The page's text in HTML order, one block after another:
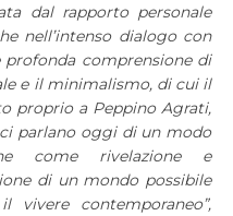
dal rapporto personale
nell’intenso dialogo con
profonda comprensione di
e il minimalismo, di cui il
proprio a Peppino Agrati,
parlano oggi di un modo
come rivelazione e
di un mondo possibile
contemporaneo”,